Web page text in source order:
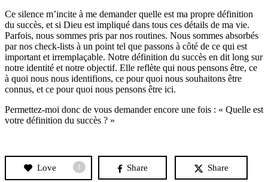
Ce silence m’incite à me demander quelle est ma propre définition
du succès, et si Dieu est impliqué dans tous ces détails de ma vie.
Parfois, nous sommes pris par nos routines. Nous sommes absorbés
par nos check-lists à un point tel que passons à côté de ce qui est
important et irremplaçable. Notre définition du succès en dit long sur
notre identité et notre objectif. Elle reflète qui nous pensons être, ce
à quoi nous nous identifions, ce pour quoi nous souhaitons être
connus, et ce pour quoi nous pensons être ici.
Permettez-moi donc de vous demander encore une fois : « Quelle est
votre définition du succès ? »
Love 1 Share Share